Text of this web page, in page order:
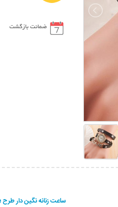
ضمانت بازگشت
ساعت زنانه نگین دار طرح Love